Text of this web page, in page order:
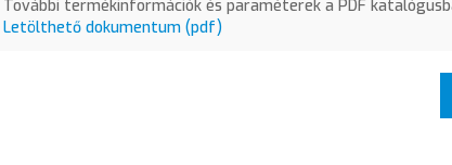
További termékinformációk és paraméterek a PDF
Letölthető dokumentum (pdf)